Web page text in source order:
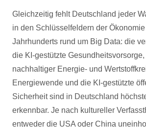
Gleichzeitig fehlt Deutschland jeder
in den Schlüsselfeldern der
Jahrhunderts rund um Big Data: die
die KI-gestützte
nachhaltiger Energie- und
Energiewende und die KI-gestützte
Sicherheit sind in Deutschland
erkennbar. Je nach kultureller
entweder die USA oder China